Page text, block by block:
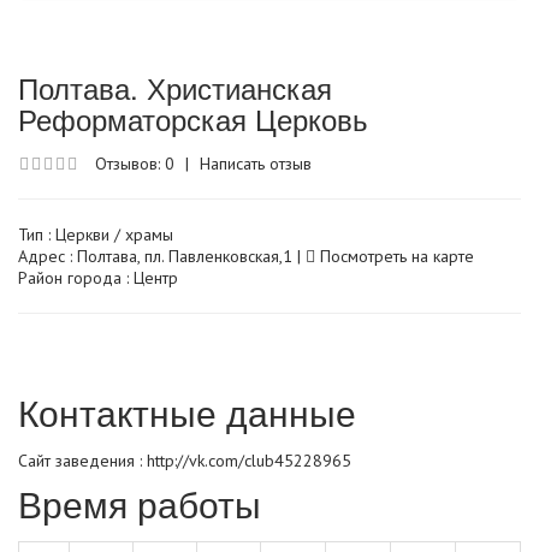
Полтава. Христианская
Реформаторская Церковь
Отзывов: 0 | Написать отзыв
Тип : Церкви / храмы
Адрес : Полтава, пл. Павленковская,1 |
Посмотреть на карте
Район города : Центр
Контактные данные
Сайт заведения : http://vk.com/club45228965
Время работы